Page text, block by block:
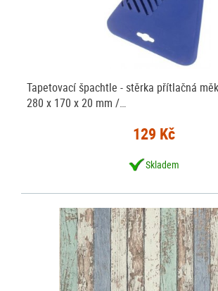
Tapetovací špachtle - stěrka přítlačná
280 x 170 x 20 mm /…
129 Kč
Skladem